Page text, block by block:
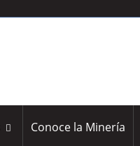
Conoce la Minería